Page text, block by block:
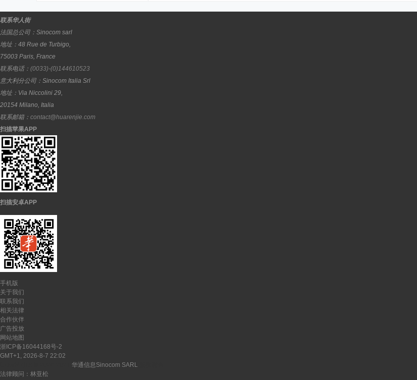
联系华人街
法国总公司： Sinocom sarl
地址： 48 Rue de Turbigo,
75003 Paris, France
联系电话： (0033)-(0)144610523
意大利分公司： Sinocom Italia Srl
地址： Via Niccolini 29,
20154 Milano, Italia
联系邮箱： contact@huarenjie.com
扫描苹果APP
扫描安卓APP
手机版
关于我们
联系我们
相关法律
合作伙伴
广告投放
网站地图
浙ICP备16044168号-2
GMT+1, 2026-8-7 22:02
华通信息Sinocom SARL
法律顾问：林亚松